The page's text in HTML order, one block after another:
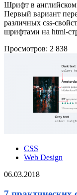
Шрифт в английском
Первый вариант
различных css-
шрифтами на html-
Просмотров: 2 838
CSS
Web Design
06.03.2018